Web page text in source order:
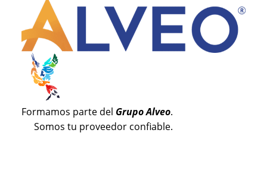
Formamos parte del Grupo Alveo.
Somos tu proveedor confiable.